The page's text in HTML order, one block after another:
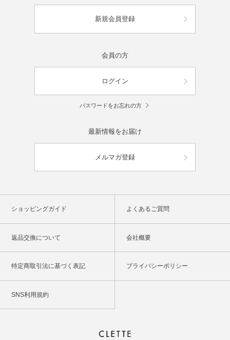
新規会員登録
会員の方
ログイン
パスワードをお忘れの方
最新情報をお届け
メルマガ登録
ショッピングガイド よくあるご質問
返品交換について 会社概要
特定商取引法に基づく表記 プライバシーポリシー
SNS利用規約